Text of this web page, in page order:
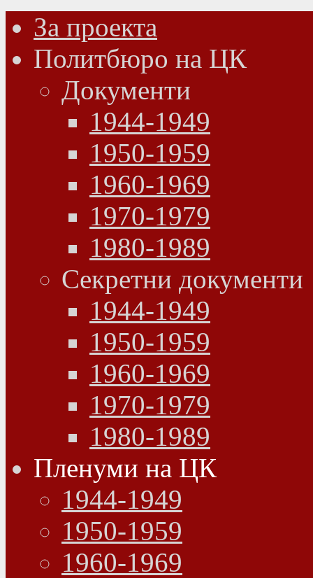
За проекта
Политбюро на ЦК
Документи
1944-1949
1950-1959
1960-1969
1970-1979
1980-1989
Секретни документи
1944-1949
1950-1959
1960-1969
1970-1979
1980-1989
Пленуми на ЦК
1944-1949
1950-1959
1960-1969